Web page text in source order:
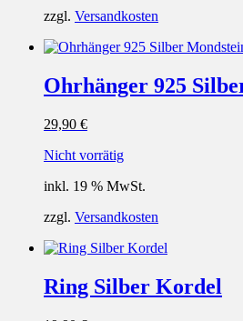
zzgl. Versandkosten
Ohrhänger 925
29,90 €
Nicht vorrätig
inkl. 19 % MwSt.
zzgl. Versandkosten
Ring Silber Kordel